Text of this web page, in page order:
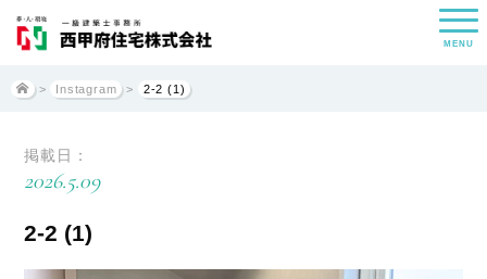
MENU
> Instagram > 2-2 (1)
掲載日：
2026.5.09
2-2 (1)